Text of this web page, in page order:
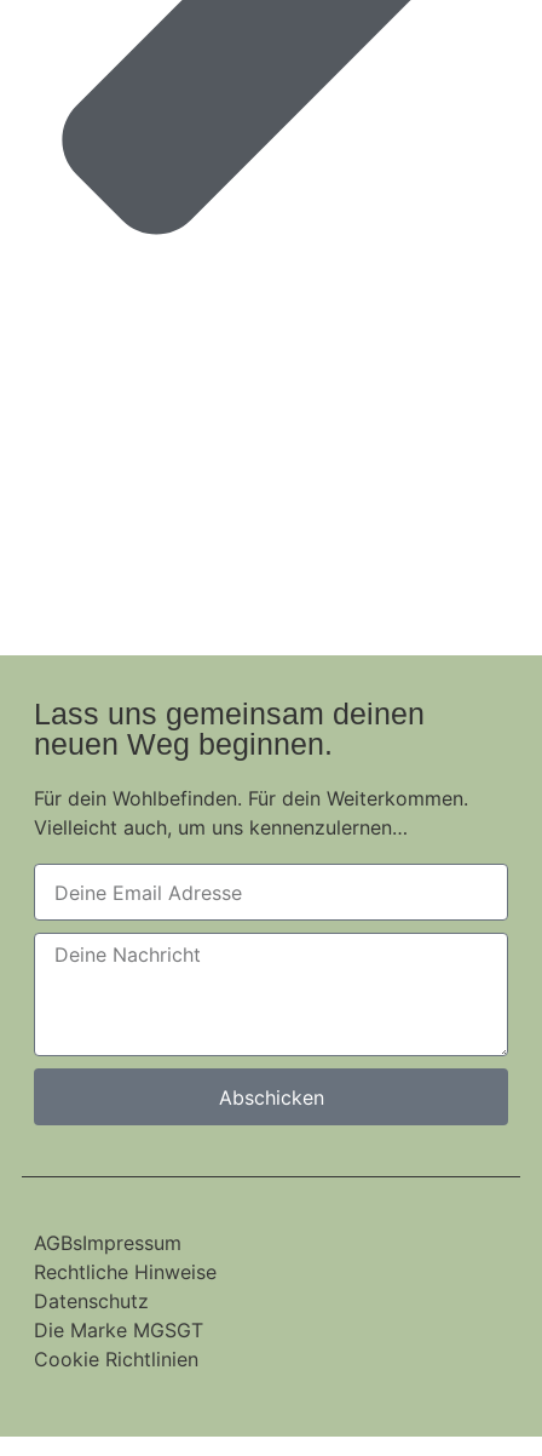
Lass uns gemeinsam deinen
neuen Weg beginnen.
Für dein Wohlbefinden. Für dein Weiterkommen.
Vielleicht auch, um uns kennenzulernen…
Abschicken
AGBsImpressum
Rechtliche Hinweise
Datenschutz
Die Marke MGSGT
Cookie Richtlinien